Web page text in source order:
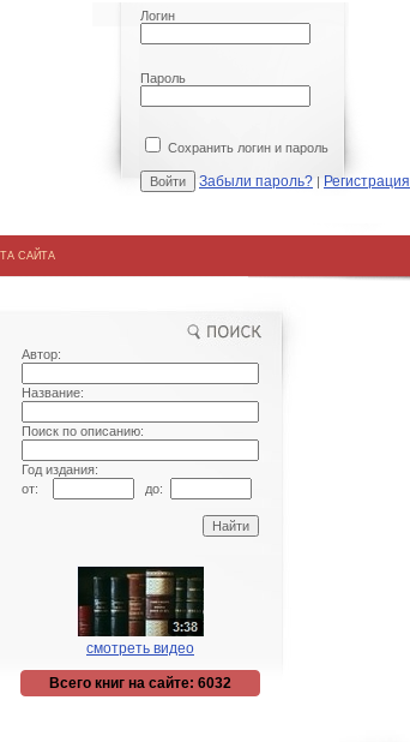
Логин
Пароль
Сохранить логин и пароль
Забыли пароль? | Регистрация
САЙТА
Автор:
Название:
Поиск по описанию:
Год издания:
от:
до:
смотреть видео
Всего книг на сайте: 6032